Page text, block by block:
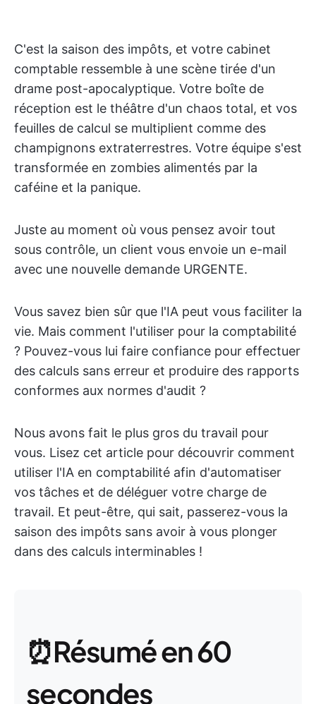
C'est la saison des impôts, et votre cabinet
comptable ressemble à une scène tirée d'un
drame post-apocalyptique. Votre boîte de
réception est le théâtre d'un chaos total, et vos
feuilles de calcul se multiplient comme des
champignons extraterrestres. Votre équipe s'est
transformée en zombies alimentés par la
caféine et la panique.
Juste au moment où vous pensez avoir tout
sous contrôle, un client vous envoie un e-mail
avec une nouvelle demande URGENTE.
Vous savez bien sûr que l'IA peut vous faciliter la
vie. Mais comment l'utiliser pour la comptabilité
? Pouvez-vous lui faire confiance pour effectuer
des calculs sans erreur et produire des rapports
conformes aux normes d'audit ?
Nous avons fait le plus gros du travail pour
vous. Lisez cet article pour découvrir comment
utiliser l'IA en comptabilité afin d'automatiser
vos tâches et de déléguer votre charge de
travail. Et peut-être, qui sait, passerez-vous la
saison des impôts sans avoir à vous plonger
dans des calculs interminables !
⏰Résumé en 60
secondes